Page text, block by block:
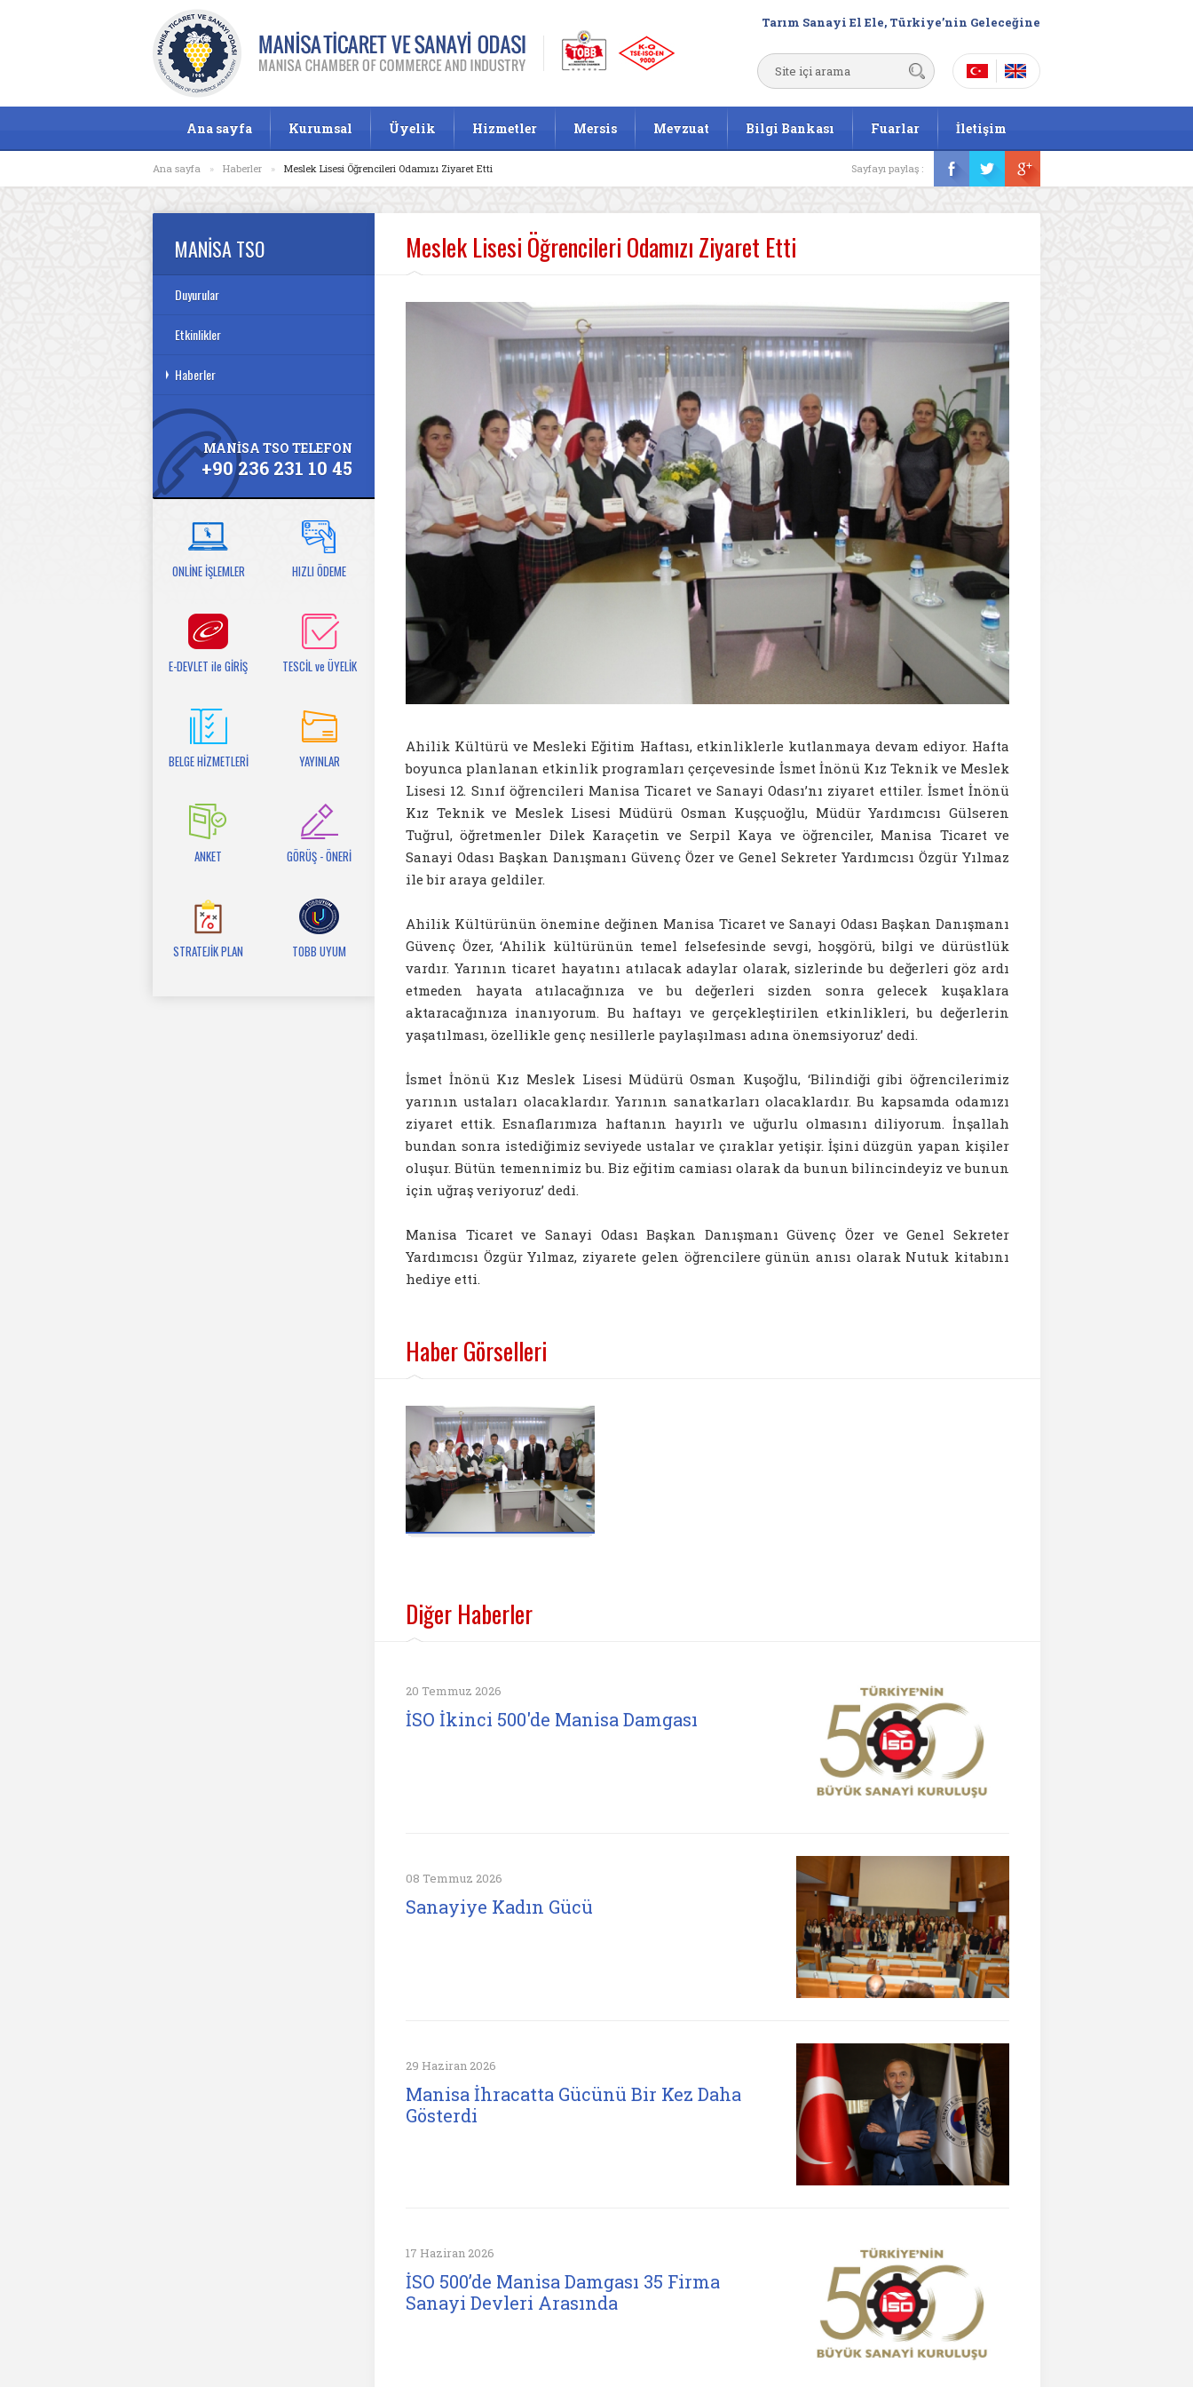
Tarım Sanayi El Ele, Türkiye’nin Geleceğine
Ana sayfa Kurumsal Üyelik Hizmetler Mersis Mevzuat Bilgi Bankası Fuarlar İletişim
Ana sayfa » Haberler » Meslek Lisesi Öğrencileri Odamızı Ziyaret Etti Sayfayı paylaş :
MANİSA TSO
Duyurular
Etkinlikler
Haberler
MANİSA TSO TELEFON
+90 236 231 10 45
ONLİNE İŞLEMLER HIZLI ÖDEME
E-DEVLET ile GİRİŞ TESCİL ve ÜYELİK
BELGE HİZMETLERİ YAYINLAR
ANKET GÖRÜŞ - ÖNERİ
STRATEJİK PLAN TOBB UYUM
Meslek Lisesi Öğrencileri Odamızı Ziyaret Etti
Ahilik Kültürü ve Mesleki Eğitim Haftası, etkinliklerle kutlanmaya devam ediyor. Hafta
boyunca planlanan etkinlik programları çerçevesinde İsmet İnönü Kız Teknik ve Meslek
Lisesi 12. Sınıf öğrencileri Manisa Ticaret ve Sanayi Odası’nı ziyaret ettiler. İsmet İnönü
Kız Teknik ve Meslek Lisesi Müdürü Osman Kuşçuoğlu, Müdür Yardımcısı Gülseren
Tuğrul, öğretmenler Dilek Karaçetin ve Serpil Kaya ve öğrenciler, Manisa Ticaret ve
Sanayi Odası Başkan Danışmanı Güvenç Özer ve Genel Sekreter Yardımcısı Özgür Yılmaz
ile bir araya geldiler.
Ahilik Kültürünün önemine değinen Manisa Ticaret ve Sanayi Odası Başkan Danışmanı
Güvenç Özer, ‘Ahilik kültürünün temel felsefesinde sevgi, hoşgörü, bilgi ve dürüstlük
vardır. Yarının ticaret hayatını atılacak adaylar olarak, sizlerinde bu değerleri göz ardı
etmeden hayata atılacağınıza ve bu değerleri sizden sonra gelecek kuşaklara
aktaracağınıza inanıyorum. Bu haftayı ve gerçekleştirilen etkinlikleri, bu değerlerin
yaşatılması, özellikle genç nesillerle paylaşılması adına önemsiyoruz’ dedi.
İsmet İnönü Kız Meslek Lisesi Müdürü Osman Kuşoğlu, ‘Bilindiği gibi öğrencilerimiz
yarının ustaları olacaklardır. Yarının sanatkarları olacaklardır. Bu kapsamda odamızı
ziyaret ettik. Esnaflarımıza haftanın hayırlı ve uğurlu olmasını diliyorum. İnşallah
bundan sonra istediğimiz seviyede ustalar ve çıraklar yetişir. İşini düzgün yapan kişiler
oluşur. Bütün temennimiz bu. Biz eğitim camiası olarak da bunun bilincindeyiz ve bunun
için uğraş veriyoruz’ dedi.
Manisa Ticaret ve Sanayi Odası Başkan Danışmanı Güvenç Özer ve Genel Sekreter
Yardımcısı Özgür Yılmaz, ziyarete gelen öğrencilere günün anısı olarak Nutuk kitabını
hediye etti.
Haber Görselleri
Diğer Haberler
20 Temmuz 2026
İSO İkinci 500'de Manisa Damgası
08 Temmuz 2026
Sanayiye Kadın Gücü
29 Haziran 2026
Manisa İhracatta Gücünü Bir Kez Daha
Gösterdi
17 Haziran 2026
İSO 500’de Manisa Damgası 35 Firma
Sanayi Devleri Arasında